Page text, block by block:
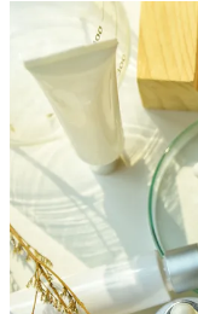
業界で選ぶ
カテゴリで選ぶ